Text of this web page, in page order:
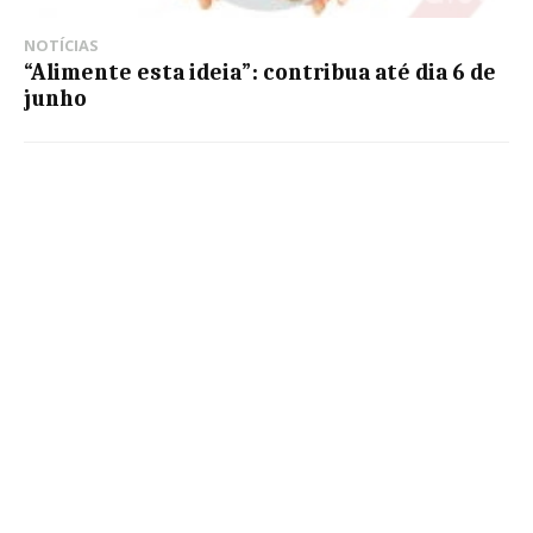
NOTÍCIAS
“Alimente esta ideia”: contribua até dia 6 de
junho